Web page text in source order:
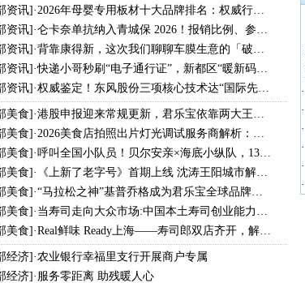
资讯]·2026年母婴专用板材十大品牌排名：权威行…
资讯]·仑卡奈单抗纳入青城保 2026！报销比例、参…
资讯]·背靠康得新，这次我们聊聊车膜生意的「破…
资讯]·快递小哥秒刷“电子通行证”，新都区“暖新码…
资讯]·权威鉴定！东风股份三项核心技术达“国际先…
美食]·港股申报迎来常规更新，君乐宝依靠两大王…
美食]·2026美食店拍照出片灯光调试服务商解析：…
美食]·呼叫全国小队员！贝尔安亲×海底小纵队，13…
美食]·
《上新了老字号》首期上线 沈涛王阳城市解…
美食]·“马拉松之神”基普乔格成为君乐宝全球品牌…
美食]· 当寿司走向大众市场:中国本土寿司创业能力…
美食]·Real鲜味 Ready上海——寿司郎双店齐开，解…
经济]·农业银行幸福里支行开展商户专属
经济]· 服务零距离 助残暖人心
·
·
·
·
·
·